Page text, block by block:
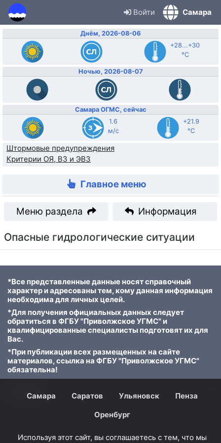
Войти Самара
Днём, 2026-08-06
+28...+30
°C
Ночью, 2026-08-07
Самара ОГМС, сейчас
1.6
м/с
+21.9
°C
Штормовые предупреждения
Критерии ОЯ, ВЗ и ЭВЗ
Главное меню
Меню раздела Информация
Опасные гидрологические ситуации
*Все представленные данные носят справочный
характер и адресованы тем, кому данная информация
необходима для личных целей.
*Для получения официальных данных следует
обратиться в ФГБУ "Приволжское УГМС" и
квалифицированные специалисты подготовят их для
Вас.
*При публикации всех размещенных на сайте
материалов, ссылка на ФГБУ "Приволжское УГМС"
обязательна!
© 2023Самара Саратов Ульяновск
Пенза
Оренбург
Используя этот сайт, вы соглашаетесь с тем, что мы